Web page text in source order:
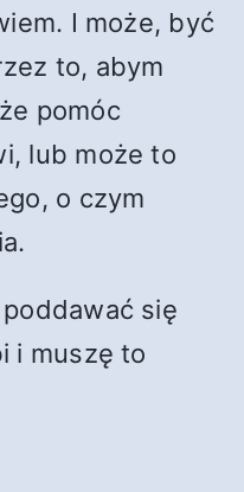
I może, być
to, abym
pomóc
lub może to
o czym
się
i muszę to